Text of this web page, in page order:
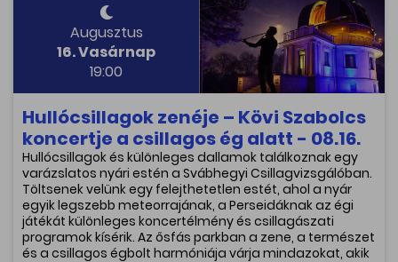
Augusztus
16. Vasárnap
19:00
Hullócsillagok zenéje – Kövi Szabolcs
koncertje a csillagos ég alatt - 08.16.
Hullócsillagok és különleges dallamok találkoznak egy
varázslatos nyári estén a Svábhegyi Csillagvizsgálóban.
Töltsenek velünk egy felejthetetlen estét, ahol a nyár
egyik legszebb meteorrajának, a Perseidáknak az égi
játékát különleges koncertélmény és csillagászati
programok kísérik. Az ősfás parkban a zene, a természet
és a csillagos égbolt harmóniája várja mindazokat, akik